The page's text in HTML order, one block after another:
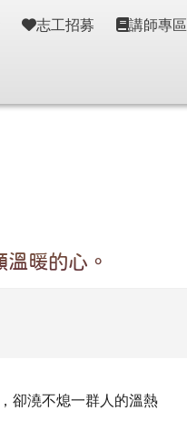
志工招募 講師專區
暖的心。
卻澆不熄一群人的溫熱